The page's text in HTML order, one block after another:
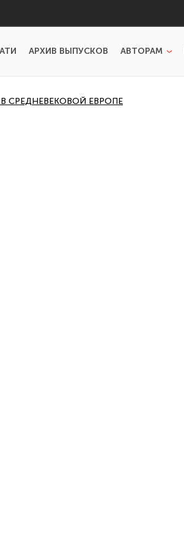
АРХИВ ВЫПУСКОВ АВТОРАМ
СРЕДНЕВЕКОВОЙ ЕВРОПЕ